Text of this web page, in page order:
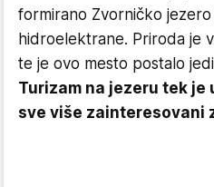
formirano Zvorničko
hidroelektrane. Priroda je
te je ovo mesto postalo
Turizam na jezeru tek je
sve više zainteresovani